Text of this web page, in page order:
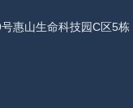
惠山生命科技园C区5栋